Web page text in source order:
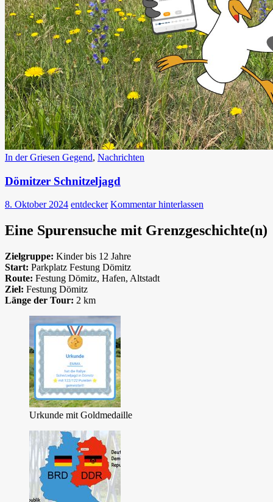
In der Griesen Gegend, Nachrichten
Dömitzer Schnitzeljagd
8. Oktober 2024 entdecker Kommentar hinterlassen
Eine Spurensuche mit Grenzgeschichte(n)
Zielgruppe: Kinder bis 12 Jahre
Start: Parkplatz Festung Dömitz
Route: Festung Dömitz, Hafen, Altstadt
Ziel: Festung Dömitz
Länge der Tour: 2 km
Urkunde mit Goldmedaille